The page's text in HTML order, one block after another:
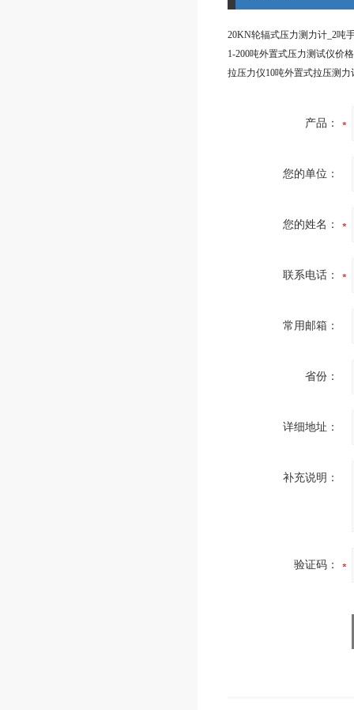
产品：
您的单位：
您的姓名：
联系电话：
常用邮箱：
省份：
详细地址：
补充说明：
验证码：